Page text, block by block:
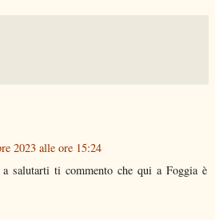
2023 alle ore 15:24
salutarti ti commento che qui a Foggia è